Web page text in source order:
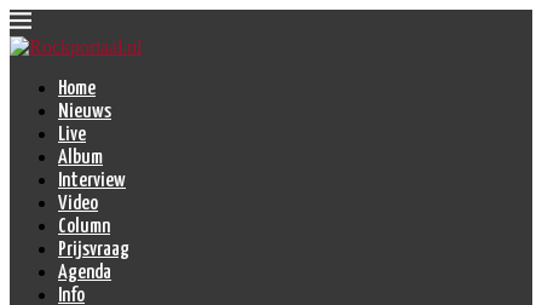
Home
Nieuws
Live
Album
Interview
Video
Column
Prijsvraag
Agenda
Info